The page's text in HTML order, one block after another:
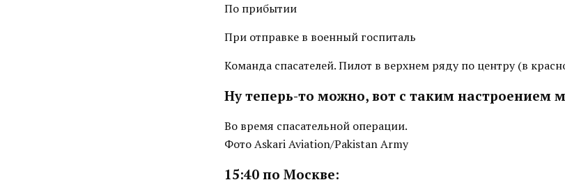
По прибытии
При отправке в военный госпиталь
Команда спасателей. Пилот в верхнем ряду по центру (в
Ну теперь-то можно, вот с таким настроением
Во время спасательной операции.
Фото Askari Aviation/Pakistan Army
15:40 по Москве: